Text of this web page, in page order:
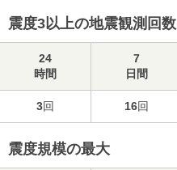
震度3以上の地震観測回数
24
時間
7
日間
3回 16回
震度規模の最大